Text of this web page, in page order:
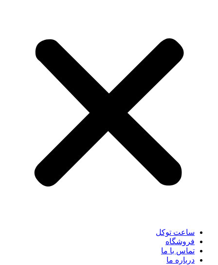
ساعت توکل
فروشگاه
تماس با ما
درباره ما